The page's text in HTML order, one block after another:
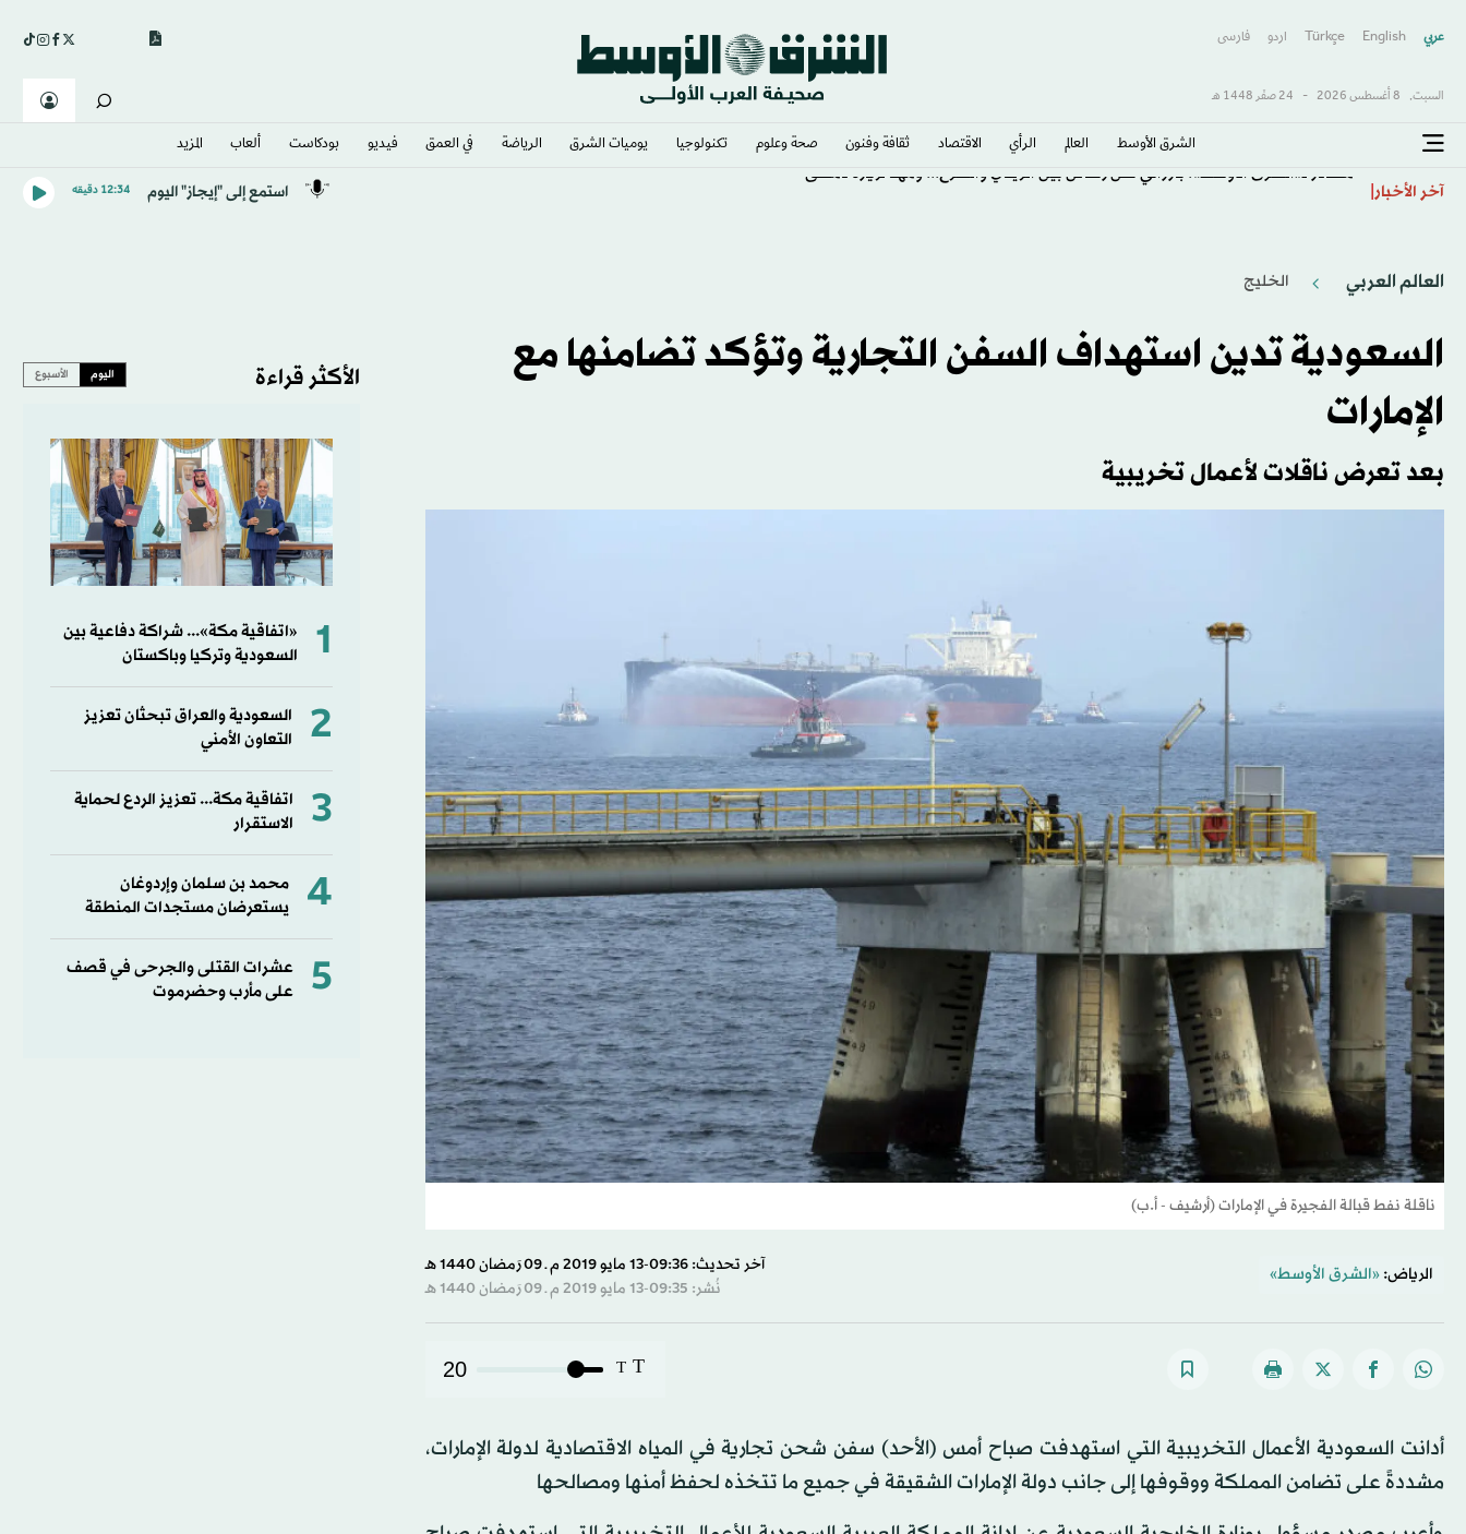
عربي English
Türkçe اردو فارسى
السبت, 8 أغسطس 2026 - 24 صفَر 1448 هـ
الشرق الأوسط​ العالم الرأي الاقتصاد ثقافة وفنون صحة وعلوم تكنولوجيا يوميات الشرق​ الرياضة في العمق فيديو بودكاست ألعاب المزيد
آخر الأخبار مصادر لـ«الشرق الأوسط»: بارزاني نقل رسائل بين الزيدي والشرع... ومهد لزيارة دمشق استمع إلى "إيجاز" اليوم 12:34 دقيقه
العالم العربي الخليج
السعودية تدين استهداف السفن التجارية وتؤكد تضامنها مع
الإمارات
بعد تعرض ناقلات لأعمال تخريبية
ناقلة نفط قبالة الفجيرة في الإمارات (أرشيف - أ.ب)
الرياض: «الشرق الأوسط»
آخر تحديث: 09:36-13 مايو 2019 م ـ 09 رَمضان 1440 هـ
نُشر: 09:35-13 مايو 2019 م ـ 09 رَمضان 1440 هـ
T
T
20
أدانت السعودية الأعمال التخريبية التي استهدفت صباح أمس (الأحد) سفن شحن تجارية في المياه الاقتصادية لدولة الإمارات،
مشددةً على تضامن المملكة ووقوفها إلى جانب دولة الإمارات الشقيقة في جميع ما تتخذه لحفظ أمنها ومصالحها
الأكثر قراءة اليوم الأسبوع
1
«اتفاقية مكة»... شراكة دفاعية بين
السعودية وتركيا وباكستان
2
السعودية والعراق تبحثان تعزيز
التعاون الأمني
3
اتفاقية مكة... تعزيز الردع لحماية
الاستقرار
4
محمد بن سلمان وإردوغان
يستعرضان مستجدات المنطقة
5
عشرات القتلى والجرحى في قصف
على مأرب وحضرموت